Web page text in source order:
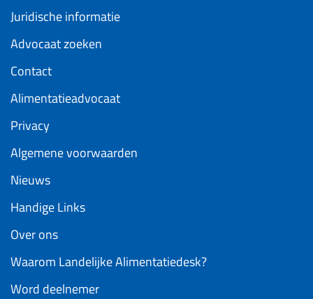
Juridische informatie
Advocaat zoeken
Contact
Alimentatieadvocaat
Privacy
Algemene voorwaarden
Nieuws
Handige Links
Over ons
Waarom Landelijke Alimentatiedesk?
Word deelnemer